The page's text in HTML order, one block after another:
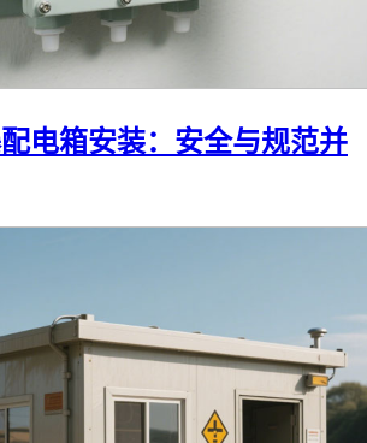
电箱安装：安全与规范并